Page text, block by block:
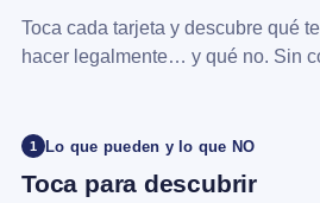
Toca cada tarjeta y descubre qué
hacer legalmente… y qué no. Sin
1 Lo que pueden y lo que NO
Toca para descubrir